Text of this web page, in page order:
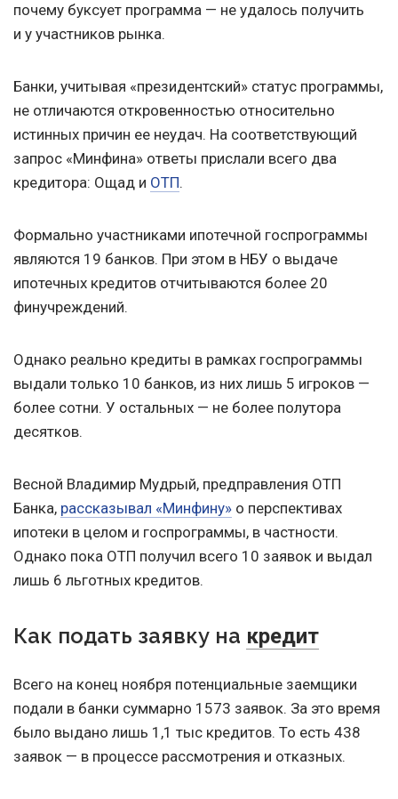
почему буксует программа — не удалось получить
и у участников рынка.
Банки, учитывая «президентский» статус программы,
не отличаются откровенностью относительно
истинных причин ее неудач. На соответствующий
запрос «Минфина» ответы прислали всего два
кредитора: Ощад и ОТП.
Формально участниками ипотечной госпрограммы
являются 19 банков. При этом в НБУ о выдаче
ипотечных кредитов отчитываются более 20
финучреждений.
Однако реально кредиты в рамках госпрограммы
выдали только 10 банков, из них лишь 5 игроков —
более сотни. У остальных — не более полутора
десятков.
Весной Владимир Мудрый, предправления ОТП
Банка, рассказывал «Минфину» о перспективах
ипотеки в целом и госпрограммы, в частности.
Однако пока ОТП получил всего 10 заявок и выдал
лишь 6 льготных кредитов.
Как подать заявку на кредит
Всего на конец ноября потенциальные заемщики
подали в банки суммарно 1573 заявок. За это время
было выдано лишь 1,1 тыс кредитов. То есть 438
заявок — в процессе рассмотрения и отказных.